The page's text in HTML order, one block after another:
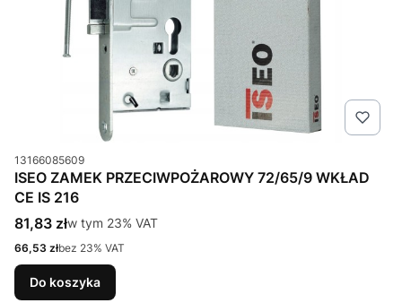
Kod produktu
13166085609
ISEO ZAMEK PRZECIWPOŻAROWY 72/65/9 WKŁAD
CE IS 216
Cena brutto
81,83 złw tym %s VAT
w tym 23% VAT
Cena netto
66,53 złbez 23% VAT
Do koszyka